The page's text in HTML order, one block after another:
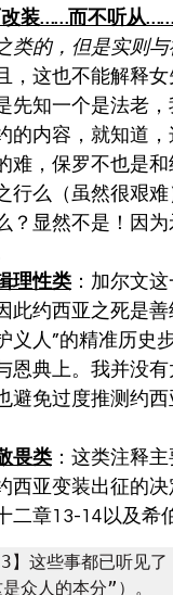
改装……而不听从……
类的，但是实则
，这也不能解释
先知一个是法老
的内容，就知道
难，保罗不也是
行么（虽然很艰
？显然不是！因
理性类 ：加尔文
此约西亚之死是
义人”的精准历史
恩典上。我并没
避免过度推测约
畏类 ：这类注释
西亚变装出征的
二章13-14以及希
】这些事都已听见
是众人的本分”）。